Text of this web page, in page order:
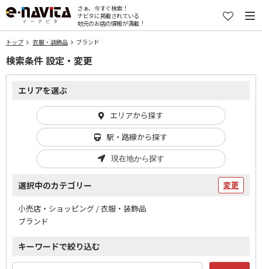
さぁ、今すぐ検索！
ナビタに掲載されている
地元のお店の情報が満載！
トップ 衣服・装飾品 ブランド
検索条件 設定・変更
エリアを選ぶ
エリアから探す
駅・路線から探す
現在地から探す
選択中のカテゴリー 変更
小売店・ショッピング / 衣服・装飾品
ブランド
キーワードで絞り込む